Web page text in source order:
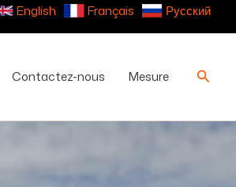
English Français Русский
Contactez-nous Mesure